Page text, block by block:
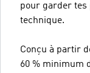
pour garder tes
technique.
Conçu à partir
60 % minimum